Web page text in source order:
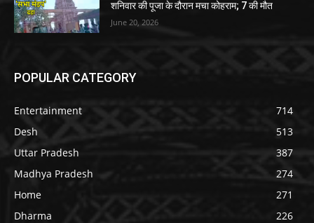
शनिवार की पूजा के दौरान मचा कोहराम; 7 की मौत
June 20, 2026
POPULAR CATEGORY
Entertainment
714
Desh
513
Uttar Pradesh
387
Madhya Pradesh
274
Home
271
Dharma
226